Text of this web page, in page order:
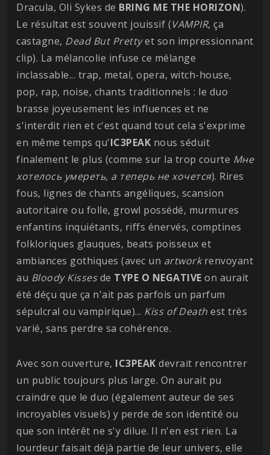
Dracula, Oli Sykes de BRING ME THE HORIZON).
Le résultat est souvent jouissif (VAMPIR, ça
castagne, Dead But Prettyet son impressionnant
clip). La mélancolie infuse ce mélange
inclassable... trap, metal, opera, witch-house,
pop, rap, noise, chants traditionnels : le duo
brasse joyeusement les influences et ne
s'interdit rien et c'est quand tout cela s'exprime
en même temps qu'IC3PEAK nous séduit
finalement le plus (comme sur la trop courte Мне
хотелось умереть, а теперь не хочется). Rires
fous, lignes de chants angéliques, scansion
autoritaire ou folle, growl possédé, murmures
enfantins inquiétants, riffs énervés, comptines
folkloriques glauques, beats poisseux et
ambiances gothiques (avec un artworkrenvoyant
au Bloody Kissesde TYPE O NEGATIVE on aurait
été déçu que ça n'ait pas parfois un parfum
sépulcral ou vampirique)... Kiss of Death est très
varié, sans perdre sa cohérence.
Avec son ouverture, IC3PEAK devrait rencontrer
un public toujours plus large. On aurait pu
craindre que le duo (également auteur de ses
incroyables visuels) y perde de son identité ou
que son intérêt ne s'y dilue. Il n'en est rien. La
lourdeur faisait déjà partie de leur univers, elle